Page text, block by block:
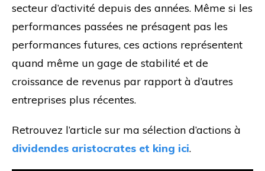
secteur d’activité depuis des années. Même si les
performances passées ne présagent pas les
performances futures, ces actions représentent
quand même un gage de stabilité et de
croissance de revenus par rapport à d’autres
entreprises plus récentes.
Retrouvez l’article sur ma sélection d’actions à
dividendes aristocrates et king ici.